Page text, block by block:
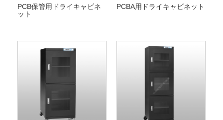
PCB保管用ドライキャビネ
ット
PCBA用ドライキャビネット